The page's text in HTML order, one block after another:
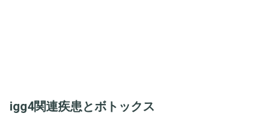
igg4関連疾患とボトックス